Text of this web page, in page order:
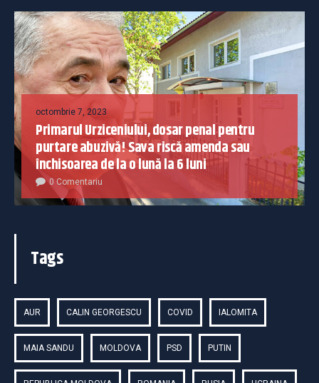
octombrie 7, 2023
Primarul Urziceniului, dosar penal pentru
purtare abuzivă! Sava riscă amenda sau
închisoarea de la o lună la 6 luni
0 Comentariu
Tags
AUR CALIN GEORGESCU COVID IALOMITA
MAIA SANDU MOLDOVA PSD PUTIN